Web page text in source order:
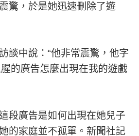
驚，於是她迅速刪除了遊
談中說：“他非常震驚，他字
腥的廣告怎麼出現在我的遊戲
段廣告是如何出現在她兒子
的家庭並不孤單。新聞社記